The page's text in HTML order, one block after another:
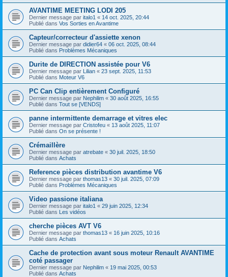
AVANTIME MEETING LODI 205
Dernier message par italo1 « 14 oct. 2025, 20:44
Publié dans Vos Sorties en Avantime
Capteur/correcteur d'assiette xenon
Dernier message par didier64 « 06 oct. 2025, 08:44
Publié dans Problèmes Mécaniques
Durite de DIRECTION assistée pour V6
Dernier message par Lilian « 23 sept. 2025, 11:53
Publié dans Moteur V6
PC Can Clip entièrement Configuré
Dernier message par Nephilim « 30 août 2025, 16:55
Publié dans Tout se [VENDS]
panne intermittente demarrage et vitres elec
Dernier message par Cristofeu « 13 août 2025, 11:07
Publié dans On se présente !
Crémaillère
Dernier message par atrebate « 30 juil. 2025, 18:50
Publié dans Achats
Reference pièces distribution avantime V6
Dernier message par thomas13 « 30 juil. 2025, 07:09
Publié dans Problèmes Mécaniques
Video passione italiana
Dernier message par italo1 « 29 juin 2025, 12:34
Publié dans Les vidéos
cherche pièces AVT V6
Dernier message par thomas13 « 16 juin 2025, 10:16
Publié dans Achats
Cache de protection avant sous moteur Renault AVANTIME
coté passager
Dernier message par Nephilim « 19 mai 2025, 00:53
Publié dans Achats